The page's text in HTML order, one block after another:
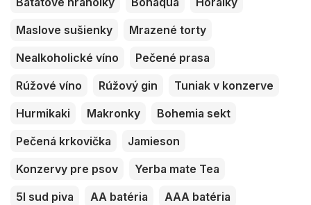
Maslove sušienky
Mrazené torty
Nealkoholické víno
Pečené prasa
Rúžové víno
Rúžový gin
Tuniak v konzerve
Hurmikaki
Makronky
Bohemia sekt
Pečená krkovička
Jamieson
Konzervy pre psov
Yerba mate Tea
5l sud piva
AA batéria
AAA batéria